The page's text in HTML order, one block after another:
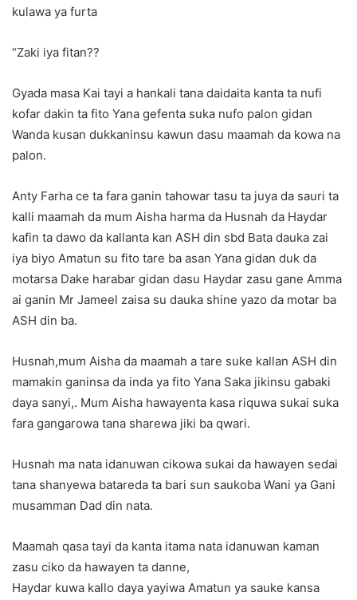
kulawa ya furta
“Zaki iya fitan??
Gyada masa Kai tayi a hankali tana daidaita kanta ta nufi
kofar dakin ta fito Yana gefenta suka nufo palon gidan
Wanda kusan dukkaninsu kawun dasu maamah da kowa na
palon.
Anty Farha ce ta fara ganin tahowar tasu ta juya da sauri ta
kalli maamah da mum Aisha harma da Husnah da Haydar
kafin ta dawo da kallanta kan ASH din sbd Bata dauka zai
iya biyo Amatun su fito tare ba asan Yana gidan duk da
motarsa Dake harabar gidan dasu Haydar zasu gane Amma
ai ganin Mr Jameel zaisa su dauka shine yazo da motar ba
ASH din ba.
Husnah,mum Aisha da maamah a tare suke kallan ASH din
mamakin ganinsa da inda ya fito Yana Saka jikinsu gabaki
daya sanyi,. Mum Aisha hawayenta kasa riquwa sukai suka
fara gangarowa tana sharewa jiki ba qwari.
Husnah ma nata idanuwan cikowa sukai da hawayen sedai
tana shanyewa batareda ta bari sun saukoba Wani ya Gani
musamman Dad din nata.
Maamah qasa tayi da kanta itama nata idanuwan kaman
zasu ciko da hawayen ta danne,
Haydar kuwa kallo daya yayiwa Amatun ya sauke kansa